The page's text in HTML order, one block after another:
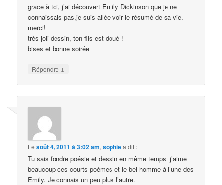
grace à toi, j’ai découvert Emily Dickinson que je ne
connaissais pas,je suis allée voir le résumé de sa vie.
merci!
très joli dessin, ton fils est doué !
bises et bonne soirée
Répondre ↓
Leaoût 4, 2011 à 3:02 am,sophiea dit :
Tu sais fondre poésie et dessin en même temps, j’aime
beaucoup ces courts poèmes et le bel homme à l’une des
Emily. Je connais un peu plus l’autre.